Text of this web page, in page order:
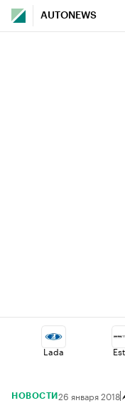
AUTONEWS
Lada
Omoda
НОВОСТИ 26 января 2018